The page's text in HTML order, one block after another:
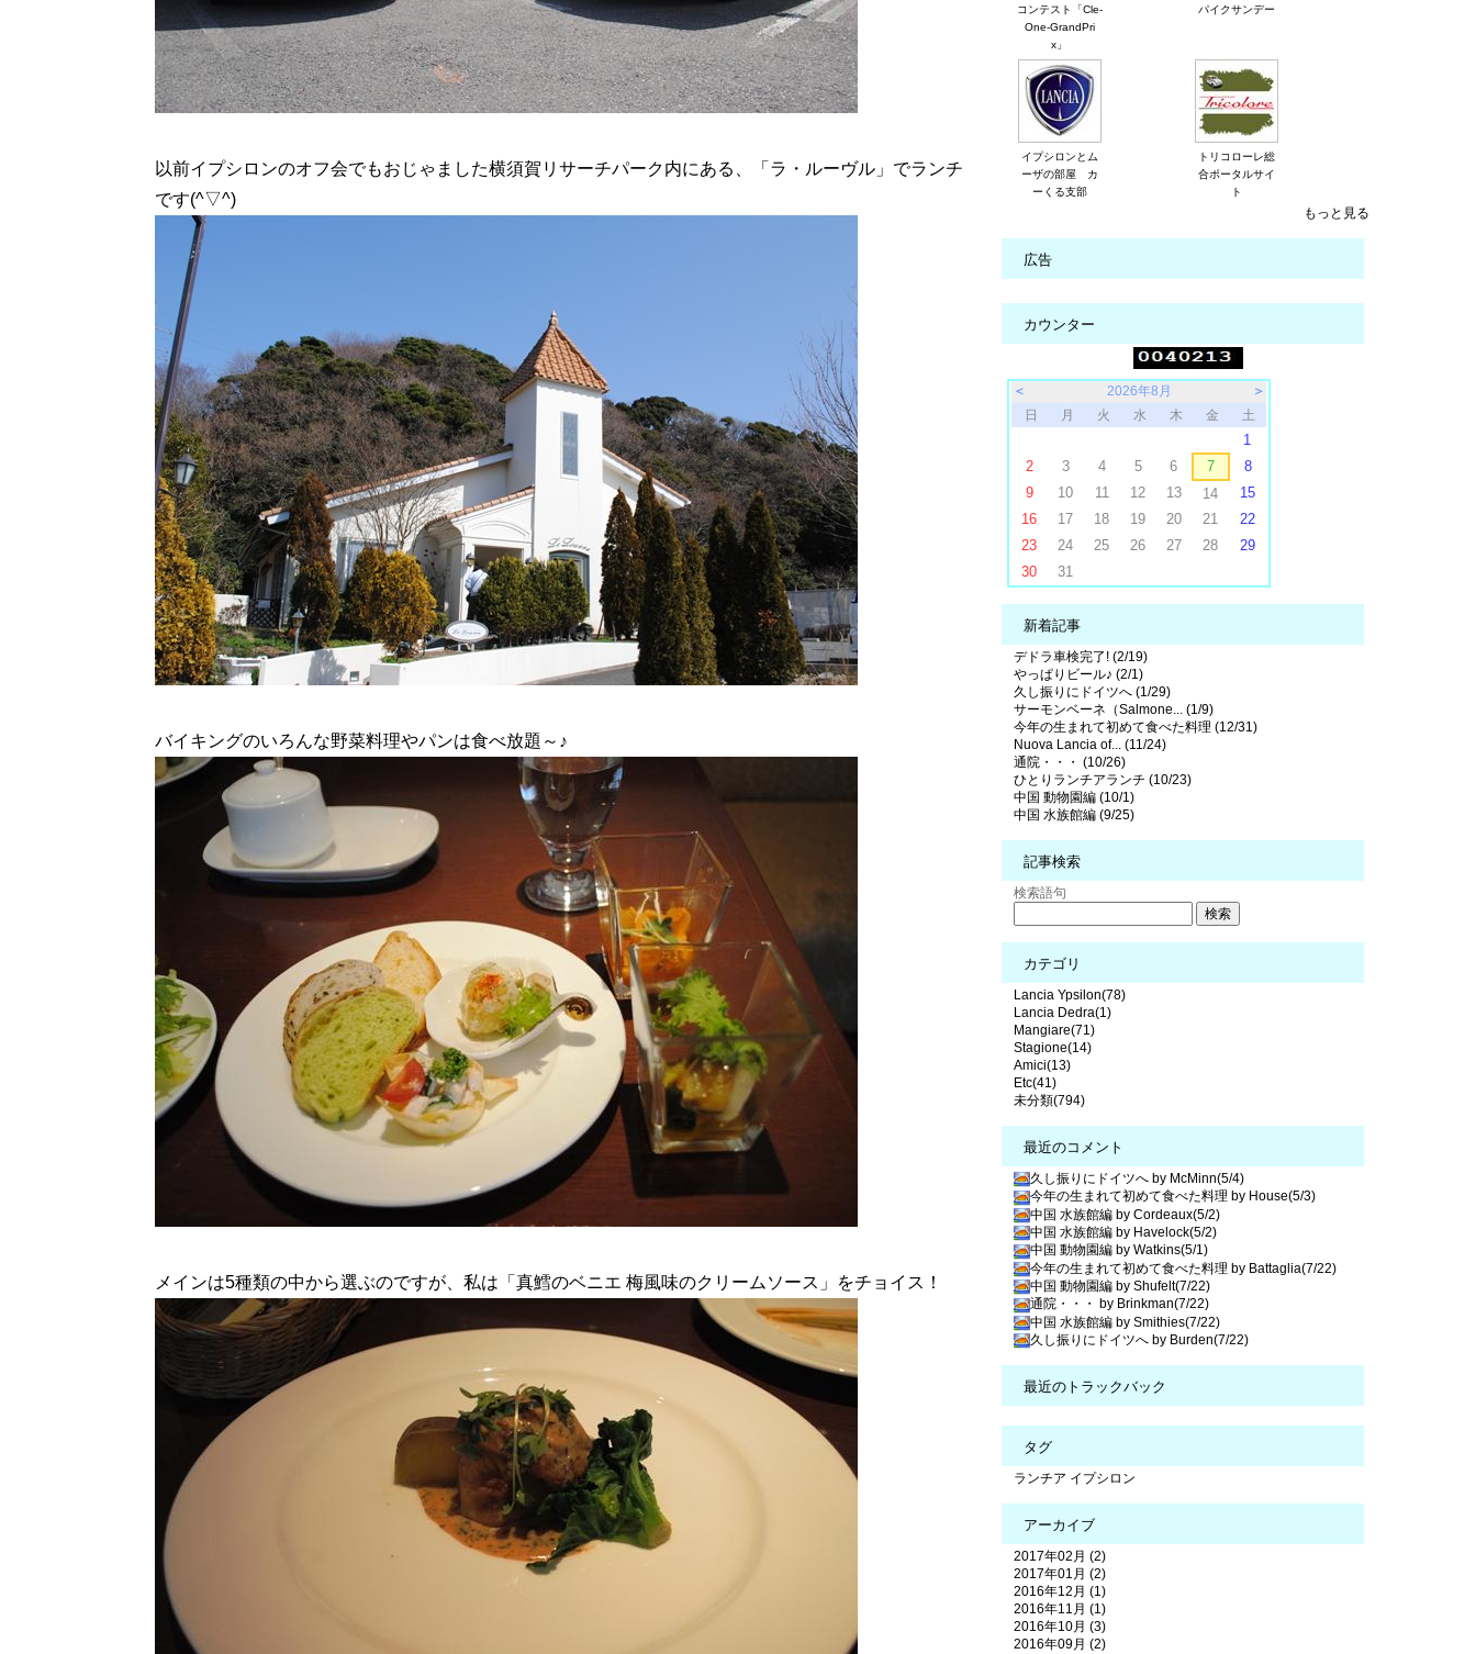
以前イプシロンのオフ会でもおじゃました横須賀リサーチパーク内にある、「ラ・ルーヴル」でランチ
です(^▽^)
バイキングのいろんな野菜料理やパンは食べ放題～♪
メインは5種類の中から選ぶのですが、私は「真鱈のベニエ 梅風味のクリームソース」をチョイス！
コンテスト「Cle-
One-GrandPri
x」
パイクサンデー
イプシロンとム
ーザの部屋 カ
ーくる支部
トリコローレ総
合ポータルサイ
ト
もっと見る
広告
カウンター
＜ 2026年8月
＞
日
月 火 水 木 金 土
1
2
3 4 5 6 7
8
9
10 11 12 13 14
15
16
17 18 19 20 21
22
23
24 25 26 27 28
29
30
31
新着記事
デドラ車検完了! (2/19)
やっぱりビール♪ (2/1)
久し振りにドイツへ (1/29)
サーモンベーネ（Salmone... (1/9)
今年の生まれて初めて食べた料理 (12/31)
Nuova Lancia of... (11/24)
通院・・・ (10/26)
ひとりランチアランチ (10/23)
中国 動物園編 (10/1)
中国 水族館編 (9/25)
記事検索
検索語句
カテゴリ
Lancia Ypsilon(78)
Lancia Dedra(1)
Mangiare(71)
Stagione(14)
Amici(13)
Etc(41)
未分類(794)
最近のコメント
久し振りにドイツへ by McMinn(5/4)
今年の生まれて初めて食べた料理 by House(5/3)
中国 水族館編 by Cordeaux(5/2)
中国 水族館編 by Havelock(5/2)
中国 動物園編 by Watkins(5/1)
今年の生まれて初めて食べた料理 by Battaglia(7/22)
中国 動物園編 by Shufelt(7/22)
通院・・・ by Brinkman(7/22)
中国 水族館編 by Smithies(7/22)
久し振りにドイツへ by Burden(7/22)
最近のトラックバック
タグ
ランチア イプシロン
アーカイブ
2017年02月 (2)
2017年01月 (2)
2016年12月 (1)
2016年11月 (1)
2016年10月 (3)
2016年09月 (2)